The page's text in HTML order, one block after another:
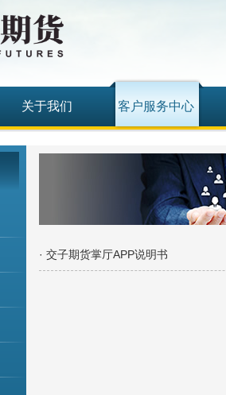
关于我们 客户服务中心
· 交子期货掌厅APP说明书